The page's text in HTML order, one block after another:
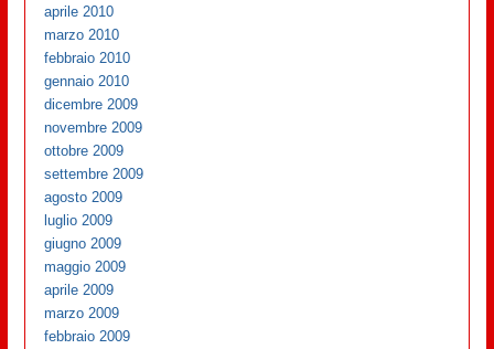
aprile 2010
marzo 2010
febbraio 2010
gennaio 2010
dicembre 2009
novembre 2009
ottobre 2009
settembre 2009
agosto 2009
luglio 2009
giugno 2009
maggio 2009
aprile 2009
marzo 2009
febbraio 2009